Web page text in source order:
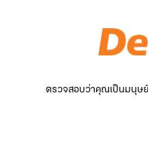
ตรวจสอบว่าคุณเป็นมนุษ